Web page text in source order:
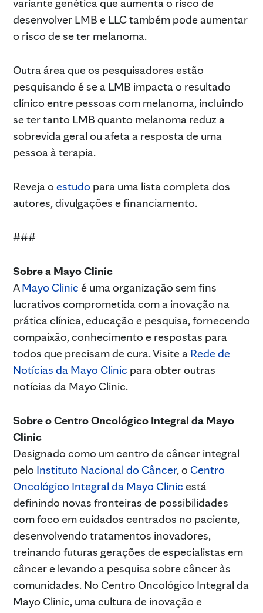
variante genética que aumenta o risco de
desenvolver LMB e LLC também pode aumentar
o risco de se ter melanoma.
Outra área que os pesquisadores estão
pesquisando é se a LMB impacta o resultado
clínico entre pessoas com melanoma, incluindo
se ter tanto LMB quanto melanoma reduz a
sobrevida geral ou afeta a resposta de uma
pessoa à terapia.
Reveja o estudo para uma lista completa dos
autores, divulgações e financiamento.
###
Sobre a Mayo Clinic
AMayo Clinic é uma organização sem fins
lucrativos comprometida com a inovação na
prática clínica, educação e pesquisa, fornecendo
compaixão, conhecimento e respostas para
todos que precisam de cura. Visite a Rede de
Notícias da Mayo Clinic para obter outras
notícias da Mayo Clinic.
Sobre o Centro Oncológico Integral da Mayo
Clinic
Designado como um centro de câncer integral
pelo Instituto Nacional do Câncer, o Centro
Oncológico Integral da Mayo Clinic está
definindo novas fronteiras de possibilidades
com foco em cuidados centrados no paciente,
desenvolvendo tratamentos inovadores,
treinando futuras gerações de especialistas em
câncer e levando a pesquisa sobre câncer às
comunidades. No Centro Oncológico Integral da
Mayo Clinic, uma cultura de inovação e